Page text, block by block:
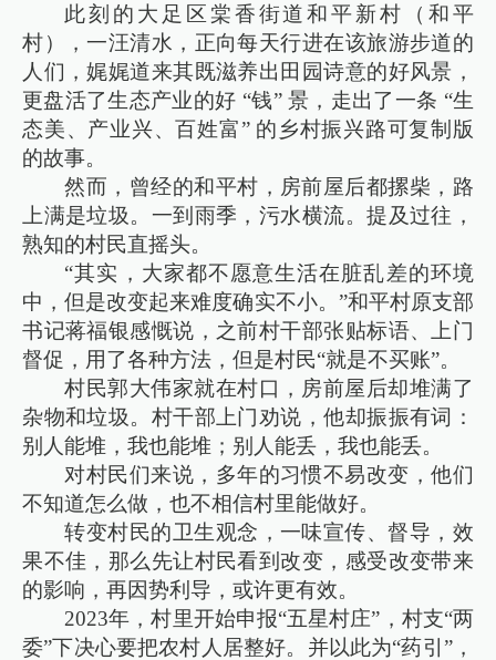
此刻的大足区棠香街道和平新村（和平
村），一汪清水，正向每天行进在该旅游步道的
人们，娓娓道来其既滋养出田园诗意的好风景，
更盘活了生态产业的好 “钱” 景，走出了一条 “生
态美、产业兴、百姓富” 的乡村振兴路可复制版
的故事。
然而，曾经的和平村，房前屋后都摞柴，路
上满是垃圾。一到雨季，污水横流。提及过往，
熟知的村民直摇头。
“其实，大家都不愿意生活在脏乱差的环境
中，但是改变起来难度确实不小。”和平村原支部
书记蒋福银感慨说，之前村干部张贴标语、上门
督促，用了各种方法，但是村民“就是不买账”。
村民郭大伟家就在村口，房前屋后却堆满了
杂物和垃圾。村干部上门劝说，他却振振有词：
别人能堆，我也能堆；别人能丢，我也能丢。
对村民们来说，多年的习惯不易改变，他们
不知道怎么做，也不相信村里能做好。
转变村民的卫生观念，一味宣传、督导，效
果不佳，那么先让村民看到改变，感受改变带来
的影响，再因势利导，或许更有效。
2023年，村里开始申报“五星村庄”，村支“两
委”下决心要把农村人居整好。并以此为“药引”，